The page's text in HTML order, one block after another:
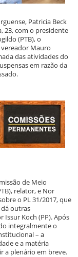
Patricia Beck
23, com o presidente
(PTB), o
Mauro
das atividades do
em razão da
de Meio
relator, e Nor
o PL 31/2017, que
dá outras
Issur Koch (PP). Após
integralmente o
– a
e a matéria
a plenário em breve.